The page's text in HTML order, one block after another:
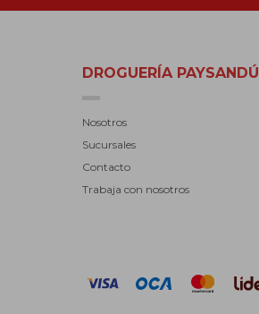
DROGUERÍA PAYSANDÚ
Nosotros
Sucursales
Contacto
Trabaja con nosotros